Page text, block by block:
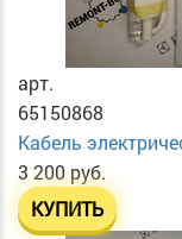
арт.
65150868
Кабель
3 200 руб.
КУПИТЬ